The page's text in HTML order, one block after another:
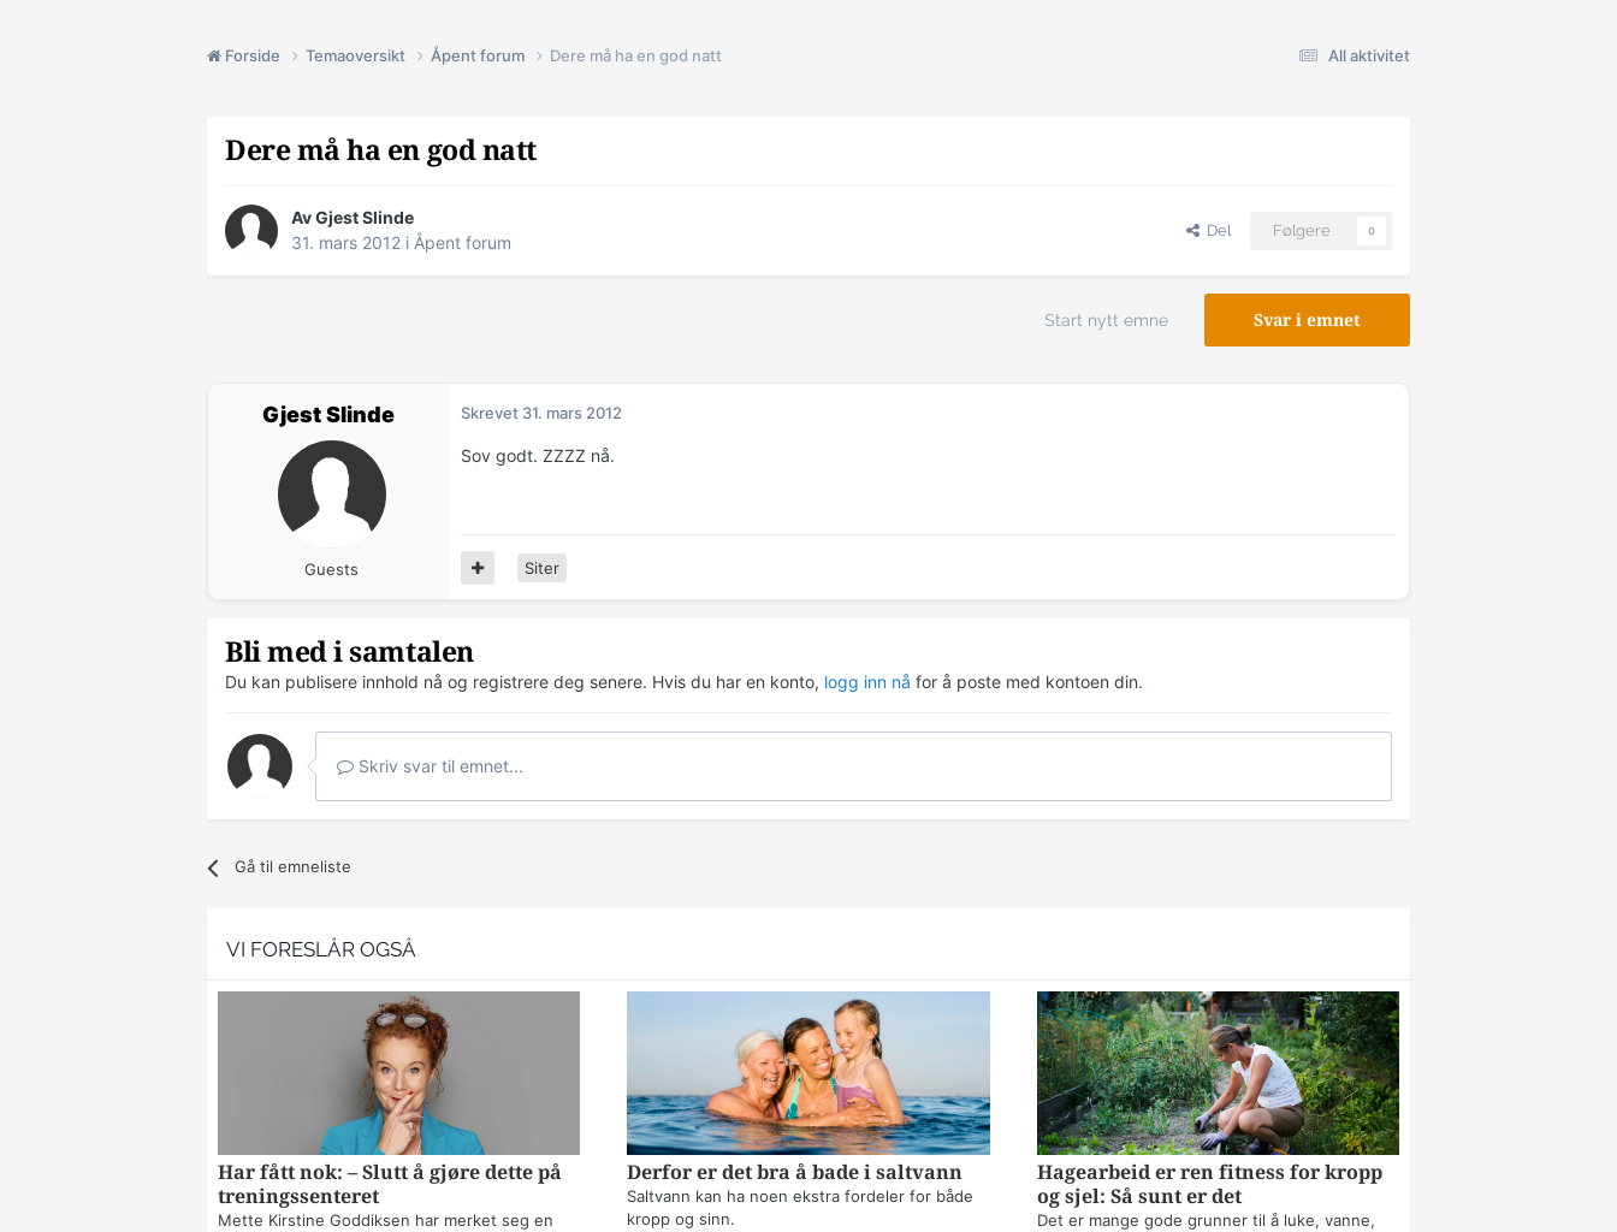
All aktivitet
Forside Temaoversikt Åpent forum Dere må ha en god natt
Dere må ha en god natt
Av Gjest Slinde
31. mars 2012 i Åpent forum
Del Følgere 0
Svar i emnet
Start nytt emne
Gjest Slinde
Guests
Skrevet 31. mars 2012
Sov godt. ZZZZ nå.
Siter
Bli med i samtalen
Du kan publisere innhold nå og registrere deg senere. Hvis du har en konto, logg inn nå for å poste med kontoen din.
Skriv svar til emnet...
Gå til emneliste
VI FORESLÅR OGSÅ
Har fått nok: – Slutt å gjøre dette på
treningssenteret
Mette Kirstine Goddiksen har merket seg en
Derfor er det bra å bade i saltvann
Saltvann kan ha noen ekstra fordeler for både
kropp og sinn.
Hagearbeid er ren fitness for kropp
og sjel: Så sunt er det
Det er mange gode grunner til å luke, vanne,